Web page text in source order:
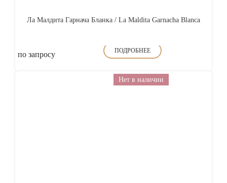
Ла Малдита Гарнача Бланка / La Maldita Garnacha Blanca
по запросу ПОДРОБНЕЕ
Нет в наличии